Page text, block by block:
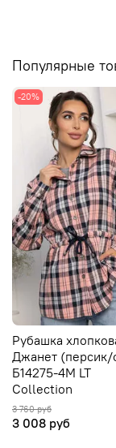
Популярные
-20%
Рубашка
Джанет (персик/
Б14275-4М LT
Collection
3 760 руб
3 008 руб